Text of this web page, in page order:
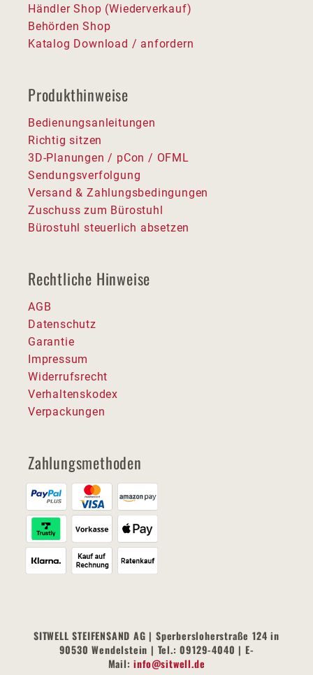
Händler Shop (Wiederverkauf)
Behörden Shop
Katalog Download / anfordern
Produkthinweise
Bedienungsanleitungen
Richtig sitzen
3D-Planungen / pCon / OFML
Sendungsverfolgung
Versand & Zahlungsbedingungen
Zuschuss zum Bürostuhl
Bürostuhl steuerlich absetzen
Rechtliche Hinweise
AGB
Datenschutz
Garantie
Impressum
Widerrufsrecht
Verhaltenskodex
Verpackungen
Zahlungsmethoden
SITWELL STEIFENSAND AG | Sperbersloherstraße 124 in
90530 Wendelstein | Tel.: 09129-4040 | E-
Mail:info@sitwell.de